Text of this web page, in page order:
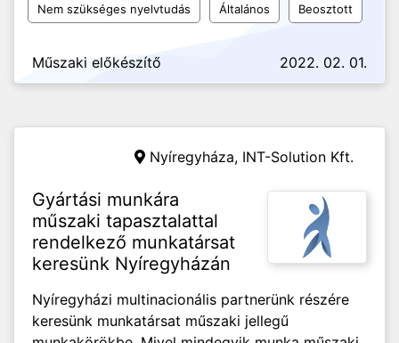
Nem szükséges nyelvtudás Általános Beosztott
Műszaki előkészítő 2022. 02. 01.
Nyíregyháza, INT-Solution Kft.
Gyártási munkára
műszaki tapasztalattal
rendelkező munkatársat
keresünk Nyíregyházán
Nyíregyházi multinacionális partnerünk részére
keresünk munkatársat műszaki jellegű